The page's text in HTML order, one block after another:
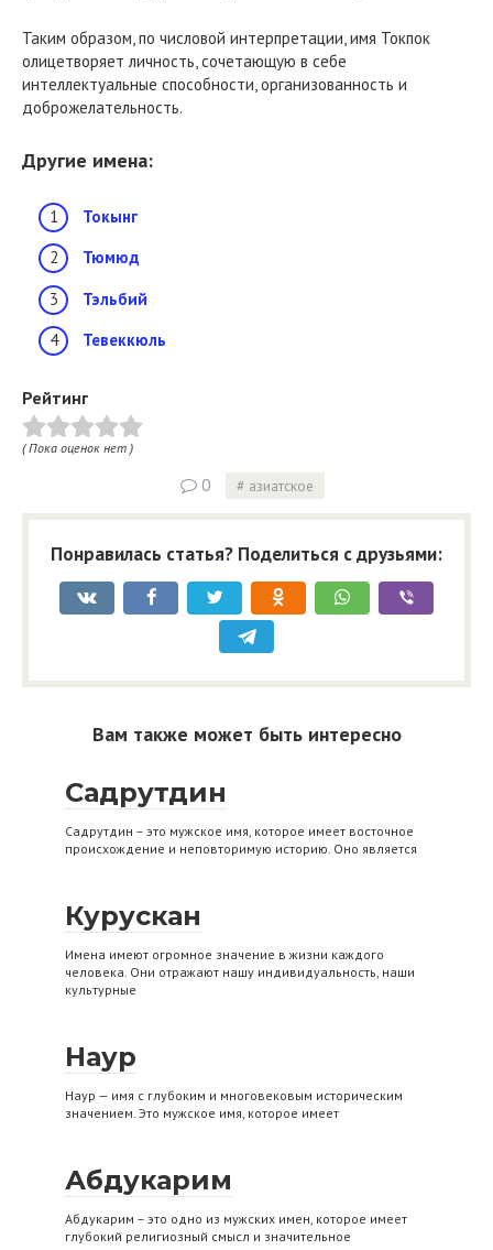
Таким образом, по числовой интерпретации, имя Токпок
олицетворяет личность, сочетающую в себе
интеллектуальные способности, организованность и
доброжелательность.
Другие имена:
Токынг
Тюмюд
Тэльбий
Тевеккюль
Рейтинг
( Пока оценок нет )
0 азиатское
Понравилась статья? Поделиться с друзьями:
Вам также может быть интересно
Садрутдин
Садрутдин – это мужское имя, которое имеет восточное
происхождение и неповторимую историю. Оно является
Курускан
Имена имеют огромное значение в жизни каждого
человека. Они отражают нашу индивидуальность, наши
культурные
Наур
Наур — имя с глубоким и многовековым историческим
значением. Это мужское имя, которое имеет
Абдукарим
Абдукарим – это одно из мужских имен, которое имеет
глубокий религиозный смысл и значительное